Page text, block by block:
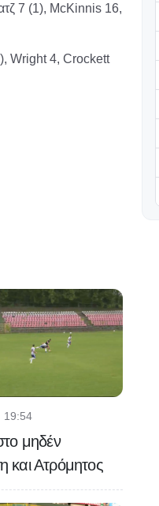
7 (1), McKinnis 16,
Wright 4, Crockett
19:54
μηδέν
και Ατρόμητος